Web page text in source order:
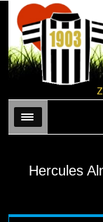
Menu
Hercules